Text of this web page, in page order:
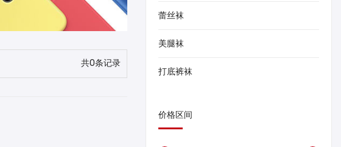
共0条记录
蕾丝袜
美腿袜
打底裤袜
价格区间